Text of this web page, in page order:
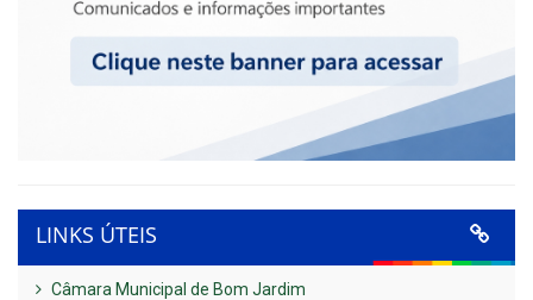
LINKS ÚTEIS
Câmara Municipal de Bom Jardim